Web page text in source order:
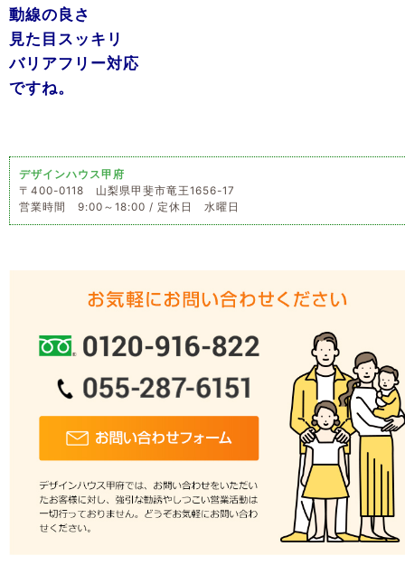
動線の良さ
見た目スッキリ
バリアフリー対応
ですね。
デザインハウス甲府
〒400-0118 山梨県甲斐市竜王1656-17
営業時間 9:00～18:00 / 定休日 水曜日